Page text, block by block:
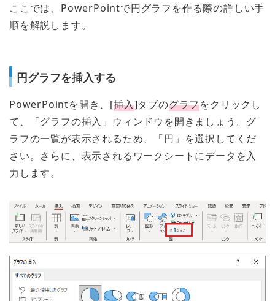
ここでは、PowerPointで円グラフを作る際の詳しい手
順を解説します。
円グラフを挿入する
PowerPointを開き、[挿入]タブのグラフをクリックし
て、「グラフの挿入」ウィンドウを開きましょう。グ
ラフの一覧が表示されるため、「円」を選択してくだ
さい。さらに、表示されるワークシートにデータを入
力します。